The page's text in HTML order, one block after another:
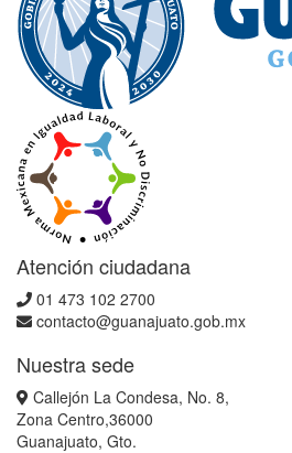
Atención ciudadana
01 473 102 2700
contacto@guanajuato.gob.mx
Nuestra sede
Callejón La Condesa, No. 8,
Zona Centro,36000
Guanajuato, Gto.